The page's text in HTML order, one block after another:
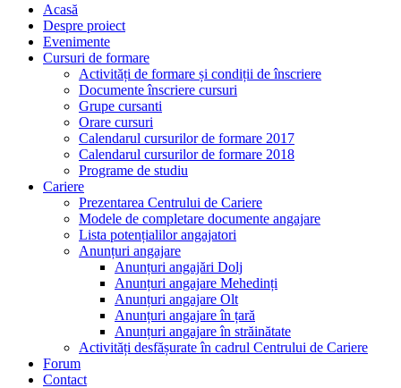
Acasă
Despre proiect
Evenimente
Cursuri de formare
Activități de formare și condiții de înscriere
Documente înscriere cursuri
Grupe cursanti
Orare cursuri
Calendarul cursurilor de formare 2017
Calendarul cursurilor de formare 2018
Programe de studiu
Cariere
Prezentarea Centrului de Cariere
Modele de completare documente angajare
Lista potențialilor angajatori
Anunțuri angajare
Anunțuri angajări Dolj
Anunțuri angajare Mehedinți
Anunțuri angajare Olt
Anunțuri angajare în țară
Anunțuri angajare în străinătate
Activități desfășurate în cadrul Centrului de Cariere
Forum
Contact